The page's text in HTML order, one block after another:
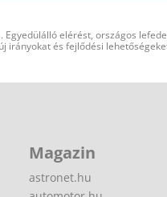
elérést, országos
irányokat és fejlődési
Magazin
astronet.hu